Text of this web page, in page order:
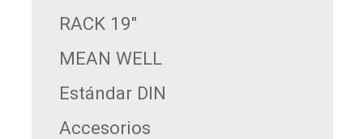
RACK 19"
MEAN WELL
Estándar DIN
Accesorios